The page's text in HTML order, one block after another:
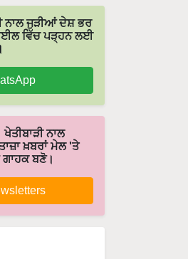
ਨਾਲ ਜੁੜੀਆਂ ਦੇਸ਼ ਭਰ
ਵਿੱਚ ਪੜ੍ਹਨ ਲਈ
ਨਾਲ
ਖ਼ਬਰਾਂ ਮੇਲ 'ਤੇ
ਬਣੋ।